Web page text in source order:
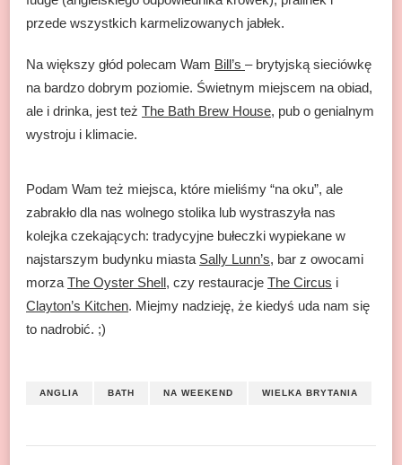
przede wszystkich karmelizowanych jabłek.
Na większy głód polecam Wam Bill’s – brytyjską sieciówkę
na bardzo dobrym poziomie. Świetnym miejscem na obiad,
ale i drinka, jest też The Bath Brew House, pub o genialnym
wystroju i klimacie.
Podam Wam też miejsca, które mieliśmy “na oku”, ale
zabrakło dla nas wolnego stolika lub wystraszyła nas
kolejka czekających: tradycyjne bułeczki wypiekane w
najstarszym budynku miasta Sally Lunn’s, bar z owocami
morza The Oyster Shell, czy restauracje The Circus i
Clayton’s Kitchen. Miejmy nadzieję, że kiedyś uda nam się
to nadrobić. ;)
ANGLIA BATH NA WEEKEND WIELKA BRYTANIA